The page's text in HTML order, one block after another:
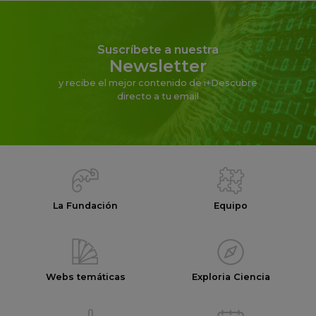
Suscríbete a nuestra
Newsletter
y recibe el mejor contenido de i+Descubre
directo a tu email
La Fundación Equipo
Webs temáticas Exploria Ciencia